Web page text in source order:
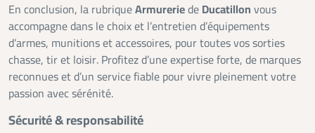
En conclusion, la rubriqueArmureriede Ducatillon vous
accompagne dans le choix et l’entretien d’équipements
d’armes, munitions et accessoires, pour toutes vos sorties
chasse, tir et loisir. Profitez d’une expertise forte, de marques
reconnues et d’un service fiable pour vivre pleinement votre
passion avec sérénité.
Sécurité & responsabilité